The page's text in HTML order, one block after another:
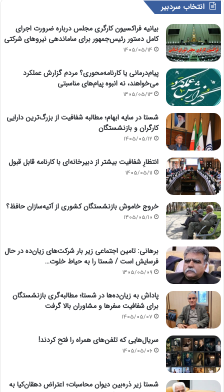
انتخاب سردبیر
بیانیه فراکسیون کارگری مجلس درباره ضرورت اجرای
کامل دستور رئیس‌جمهور برای ساماندهی نیروهای شرکتی
1405/05/14
پیام‌درمانی یا کارنامه‌محوری؟ مردم گزارش عملکرد
می‌خواهند، نه انبوه پیام‌های مناسبتی
1405/05/13
شستا در سایه ابهام؛ مطالبه شفافیت از بزرگ‌ترین دارایی
کارگران و بازنشستگان
1405/05/12
انتظارِ شفافیت بیشتر از دبیرخانه‌ای با کارنامه قابل قبول
1405/05/11
خروج خاموش بازنشستگان کشوری از آتیه‌سازان حافظ؟
1405/05/10
برهانی: تامین اجتماعی زیر بار شرکت‌های زیان‌ده در حال
فرسایش است / شستا را به حیاط خلوت…
1405/05/09
پاداش به زیان‌ده‌ها در شستا؛ مطالبه‌گری بازنشستگان
برای شفافیت سفرها و مشاوران بالا گرفت
1405/05/07
سریال‌هایی که تلفن‌های همراه را فتح کردند!
1405/05/06
شستا زیر ذره‌بین دیوان محاسبات؛ اعتراض دهقان‌کیا به